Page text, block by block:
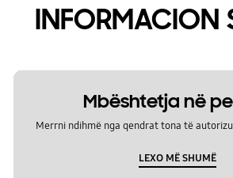
INFORMACION
Mbështetja në
Merrni ndihmë nga qendrat tona të
LEXO MË SHUMË